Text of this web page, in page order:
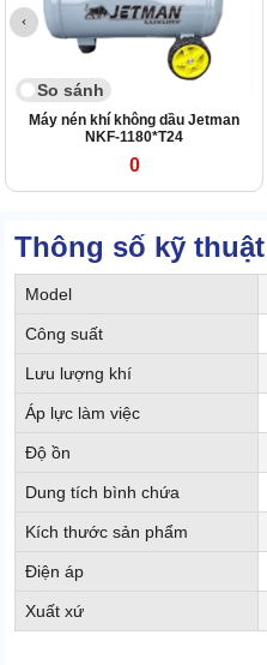
So sánh
Máy nén khí không dầu Jetman
NKF-1180*T24
0
Thông số kỹ thuật
Model
Công suất
Lưu lượng khí
Áp lực làm việc
Độ ồn
Dung tích bình chứa
Kích thước sản phẩm
Điện áp
Xuất xứ